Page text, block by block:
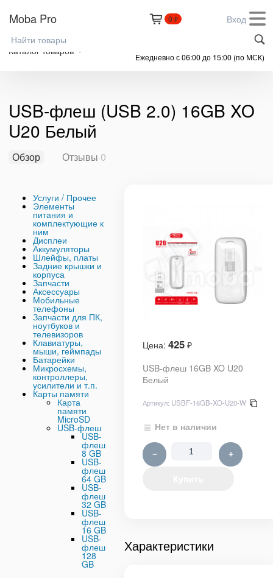
Moba Pro 0 ₽ Вход
Каталог товаров
+7 (999) 305-61-91
Ежедневно с 06:00 до 15:00 (по МСК)
USB-флеш (USB 2.0) 16GB XO
U20 Белый
Обзор Отзывы 0
Услуги / Прочее
Элементы
питания и
комплектующие к
ним
Дисплеи
Аккумуляторы
Шлейфы, платы
Задние крышки и
корпуса
Запчасти
Аксессуары
Мобильные
телефоны
Запчасти для ПК,
ноутбуков и
телевизоров
Клавиатуры,
мыши, геймпады
Батарейки
Микросхемы,
контроллеры,
усилители и т.п.
Карты памяти
Карта
памяти
MicroSD
USB-флеш
USB-
флеш
8 GB
USB-
флеш
64 GB
USB-
флеш
32 GB
USB-
флеш
16 GB
USB-
флеш
128
GB
Цена: 425 ₽
USB-флеш 16GB XO U20
Белый
Артикул: USBF-16GB-XO-U20-W
Нет в наличии
− +
Характеристики